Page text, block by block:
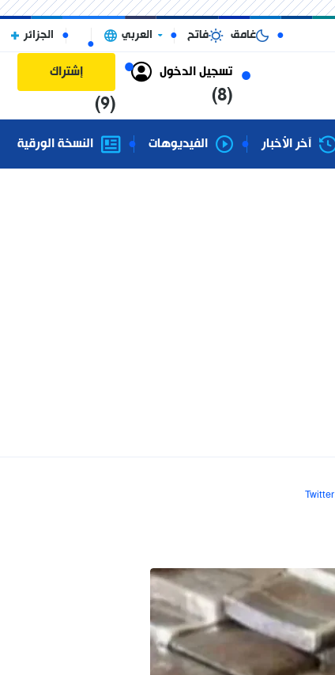
تسجيل الدخول
(8)
إشتراك
(9)
غامق فاتح العربي الجزائر
آخر الأخبار الفيديوهات النسخة الورقية
Twitter